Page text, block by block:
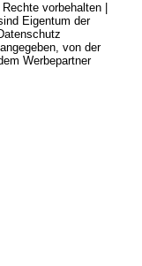
vorbehalten |
Eigentum der
von der
Werbepartner